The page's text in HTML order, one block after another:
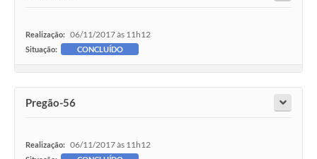
Realização: 06/11/2017 às 11h12
Situação: CONCLUÍDO
Pregão-56
Realização: 06/11/2017 às 11h12